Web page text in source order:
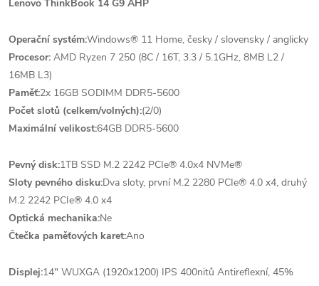
Lenovo ThinkBook 14 G9 AHP
Operační systém:Windows® 11 Home, česky / slovensky / anglicky
Procesor: AMD Ryzen 7 250 (8C / 16T, 3.3 / 5.1GHz, 8MB L2 /
16MB L3)
Paměť:2x 16GB SODIMM DDR5-5600
Počet slotů (celkem/volných):(2/0)
Maximální velikost:64GB DDR5-5600
Pevný disk:1TB SSD M.2 2242 PCIe® 4.0x4 NVMe®
Sloty pevného disku:Dva sloty, první M.2 2280 PCIe® 4.0 x4, druhý
M.2 2242 PCIe® 4.0 x4
Optická mechanika:Ne
Čtečka paměťových karet:Ano
Displej:14" WUXGA (1920x1200) IPS 400nitů Antireflexní, 45%